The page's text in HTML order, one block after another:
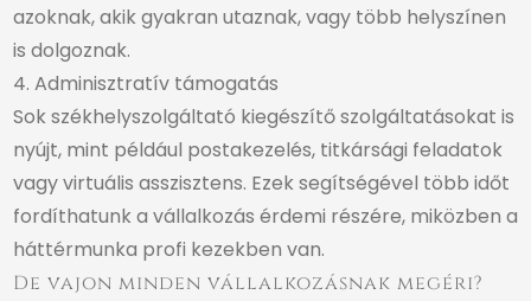
azoknak, akik gyakran utaznak, vagy több helyszínen
is dolgoznak.
4. Adminisztratív támogatás
Sok székhelyszolgáltató kiegészítő szolgáltatásokat is
nyújt, mint például postakezelés, titkársági feladatok
vagy virtuális asszisztens. Ezek segítségével több időt
fordíthatunk a vállalkozás érdemi részére, miközben a
háttérmunka profi kezekben van.
De vajon minden vállalkozásnak megéri?